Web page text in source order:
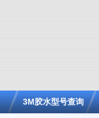
3M胶水型号查询